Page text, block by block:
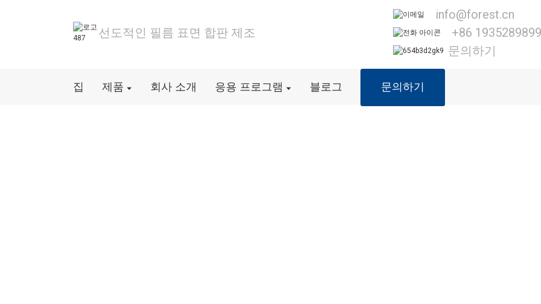
선도적인 필름 표면 합판 제조
info@forest.cn
+86
문의하기
집 제품 회사 소개 응용 프로그램 블로그 문의하기